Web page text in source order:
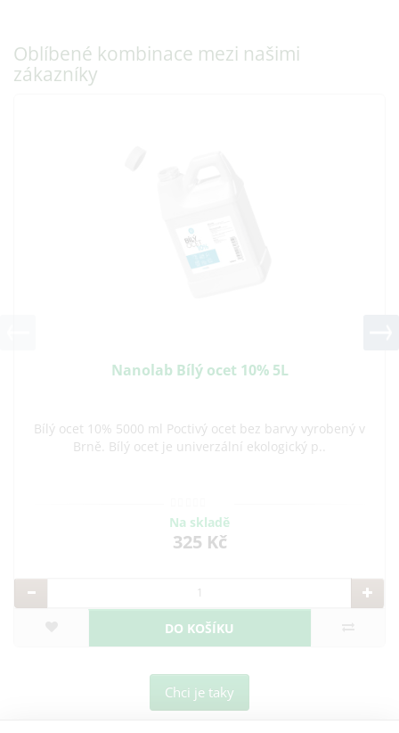
Oblíbené kombinace mezi našimi
zákazníky
Nanolab Bílý ocet 10% 5L
Bílý ocet 10% 5000 ml Poctivý ocet bez barvy vyrobený v
Brně. Bílý ocet je univerzální ekologický p..
Na skladě
325 Kč
DO KOŠÍKU
Chci je taky